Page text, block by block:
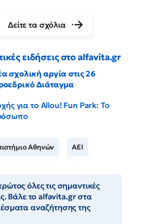
Δείτε τα σχόλια
ειδήσεις στο alfavita.gr
σχολική αργία στις 26
Διάταγμα
για το Allou! Fun Park: Το
Αθηνών ΑΕΙ
όλες τις σημαντικές
Βάλε το alfavita.gr στα
αναζήτησης της